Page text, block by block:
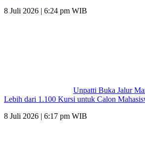
8 Juli 2026 | 6:24 pm WIB
Unpatti Buka Jalur
Lebih dari 1.100 Kursi untuk Calon
8 Juli 2026 | 6:17 pm WIB